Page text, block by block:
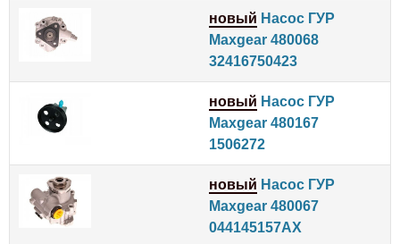
новый Насос ГУР
Maxgear 480068
32416750423
новый Насос ГУР
Maxgear 480167
1506272
новый Насос ГУР
Maxgear 480067
044145157AX